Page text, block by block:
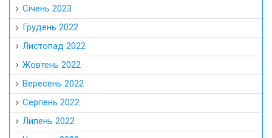
Січень 2023
Грудень 2022
Листопад 2022
Жовтень 2022
Вересень 2022
Серпень 2022
Липень 2022